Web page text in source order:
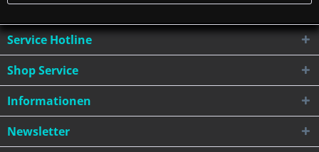
Service Hotline
Shop Service
Informationen
Newsletter